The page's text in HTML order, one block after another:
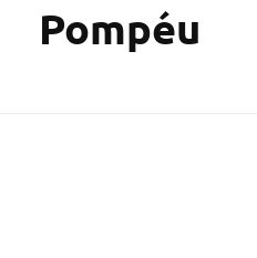
Pompéu